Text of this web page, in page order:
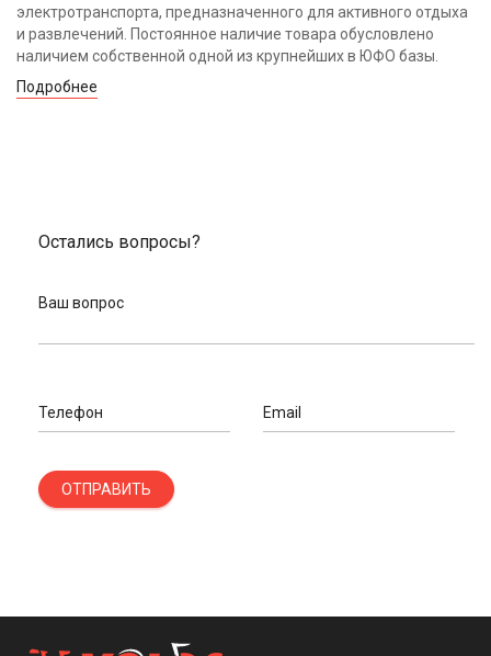
электротранспорта, предназначенного для активного отдыха
и развлечений. Постоянное наличие товара обусловлено
наличием собственной одной из крупнейших в ЮФО базы.
Подробнее
Остались вопросы?
Ваш вопрос
Телефон Email
ОТПРАВИТЬ